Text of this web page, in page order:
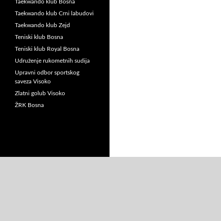
Taekwando klub Bosna
Taekwando klub Crni labudovi
Taekwando klub Zejd
Teniski klub Bosna
Teniski klub Royal Bosna
Udruženje rukometnih sudija
Upravni odbor sportskog
saveza Visoko
Zlatni golub Visoko
ŽRK Bosna